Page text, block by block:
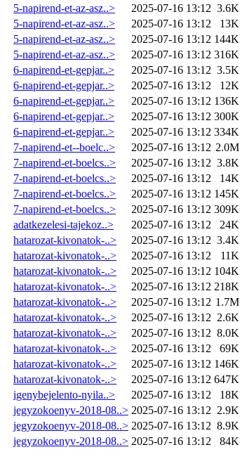
5-napirend-et-az-asz..>
2025-07-16 13:12 3.6K
5-napirend-et-az-asz..>
2025-07-16 13:12
13K
5-napirend-et-az-asz..>
2025-07-16 13:12 144K
5-napirend-et-az-asz..>
2025-07-16 13:12 316K
6-napirend-et-gepjar..>
2025-07-16 13:12 3.5K
6-napirend-et-gepjar..>
2025-07-16 13:12
12K
6-napirend-et-gepjar..>
2025-07-16 13:12 136K
6-napirend-et-gepjar..>
2025-07-16 13:12 300K
6-napirend-et-gepjar..>
2025-07-16 13:12 334K
7-napirend-et--boelc..>
2025-07-16 13:12 2.0M
7-napirend-et-boelcs..>
2025-07-16 13:12 3.8K
7-napirend-et-boelcs..>
2025-07-16 13:12
14K
7-napirend-et-boelcs..>
2025-07-16 13:12 145K
7-napirend-et-boelcs..>
2025-07-16 13:12 309K
adatkezelesi-tajekoz..>
2025-07-16 13:12
24K
hatarozat-kivonatok-..>
2025-07-16 13:12 3.4K
hatarozat-kivonatok-..>
2025-07-16 13:12
11K
hatarozat-kivonatok-..>
2025-07-16 13:12 104K
hatarozat-kivonatok-..>
2025-07-16 13:12 218K
hatarozat-kivonatok-..>
2025-07-16 13:12 1.7M
hatarozat-kivonatok-..>
2025-07-16 13:12 2.6K
hatarozat-kivonatok-..>
2025-07-16 13:12 8.0K
hatarozat-kivonatok-..>
2025-07-16 13:12
69K
hatarozat-kivonatok-..>
2025-07-16 13:12 146K
hatarozat-kivonatok-..>
2025-07-16 13:12 647K
igenybejelento-nyila..>
2025-07-16 13:12
18K
jegyzokoenyv-2018-08..> 2025-07-16 13:12 2.9K
jegyzokoenyv-2018-08..> 2025-07-16 13:12 8.9K
jegyzokoenyv-2018-08..> 2025-07-16 13:12
84K